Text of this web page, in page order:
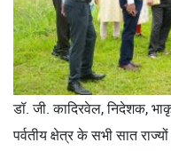
डॉ. जी. कादिरवेल, निदेशक,
पर्वतीय क्षेत्र के सभी सात